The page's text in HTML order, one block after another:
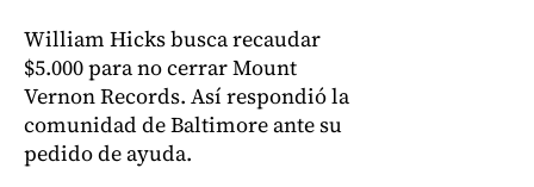
William Hicks busca recaudar
$5.000 para no cerrar Mount
Vernon Records. Así respondió la
comunidad de Baltimore ante su
pedido de ayuda.